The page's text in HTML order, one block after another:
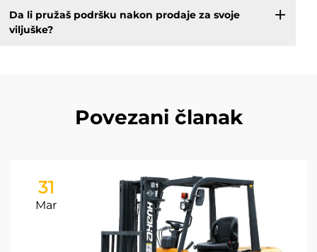
Da li pružaš podršku nakon prodaje za svoje
viljuške?
Povezani članak
31
Mar